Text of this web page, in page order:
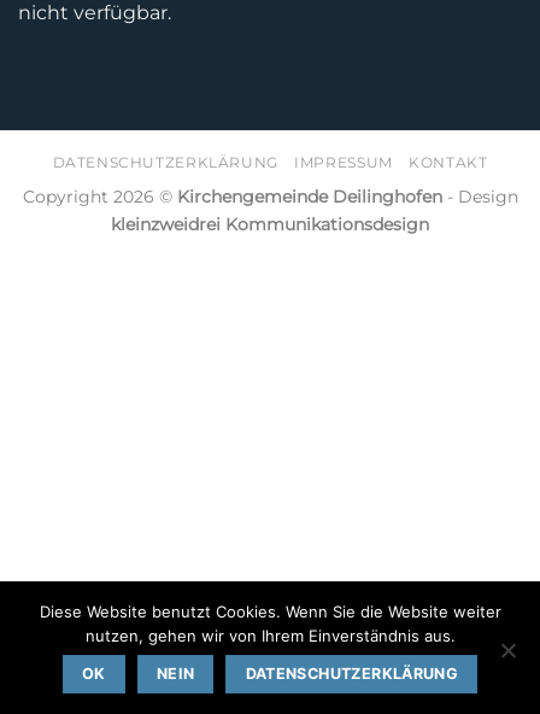
nicht verfügbar.
DATENSCHUTZERKLÄRUNG IMPRESSUM KONTAKT
Copyright 2026 © Kirchengemeinde Deilinghofen- Design
kleinzweidrei Kommunikationsdesign
Diese Website benutzt Cookies. Wenn Sie die Website weiter
nutzen, gehen wir von Ihrem Einverständnis aus.
OK NEIN DATENSCHUTZERKLÄRUNG